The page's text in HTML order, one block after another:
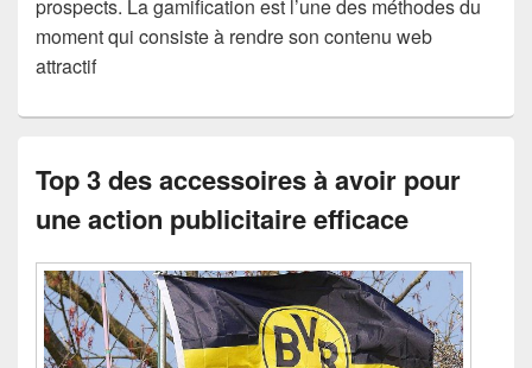
prospects. La gamification est l’une des méthodes du
moment qui consiste à rendre son contenu web
attractif
Top 3 des accessoires à avoir pour
une action publicitaire efficace